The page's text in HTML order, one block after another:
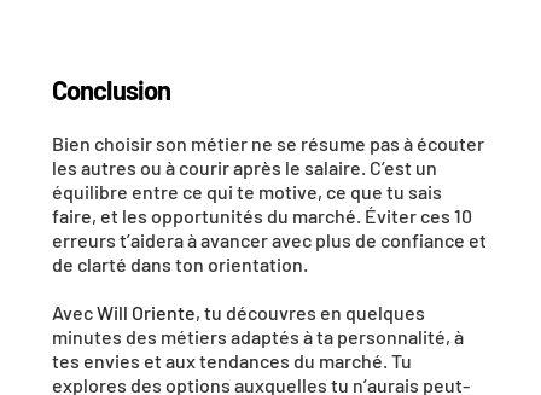
Conclusion
Bien choisir son métier ne se résume pas à écouter
les autres ou à courir après le salaire. C’est un
équilibre entre ce qui te motive, ce que tu sais
faire, et les opportunités du marché. Éviter ces 10
erreurs t’aidera à avancer avec plus de confiance et
de clarté dans ton orientation.
Avec Will Oriente, tu découvres en quelques
minutes des métiers adaptés à ta personnalité, à
tes envies et aux tendances du marché. Tu
explores des options auxquelles tu n’aurais peut-